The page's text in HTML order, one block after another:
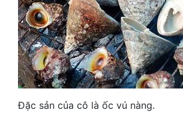
Đặc sản của cô là ốc vú nàng.